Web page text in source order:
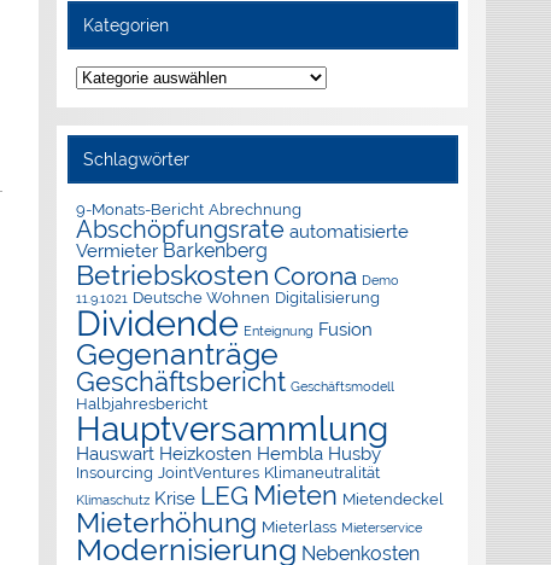
Kategorien
Kategorien
Schlagwörter
9-Monats-Bericht Abrechnung
Abschöpfungsrate automatisierte
Vermieter Barkenberg
Betriebskosten Corona Demo
11.9.1021 Deutsche Wohnen Digitalisierung
Dividende Enteignung Fusion
Gegenanträge
Geschäftsbericht Geschäftsmodell
Halbjahresbericht
Hauptversammlung
Hauswart Heizkosten Hembla Husby
Insourcing JointVentures Klimaneutralität
Klimaschutz Krise LEG Mieten Mietendeckel
Mieterhöhung Mieterlass Mieterservice
Modernisierung Nebenkosten